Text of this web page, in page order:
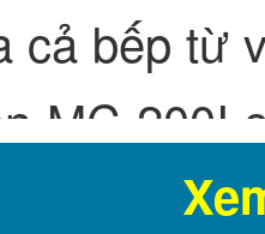
cả bếp từ
MC 200I
Schott